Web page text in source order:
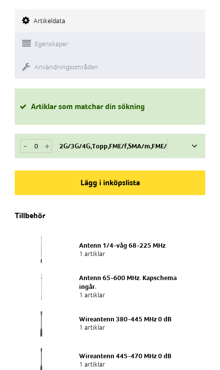
Artikeldata
Egenskaper
Användningsområden
Artiklar som matchar din sökning
+
- 2G/3G/4G,Topp,FME/f,SMA/m,FME/
Art.nr
Antenn
Frekvensband
2G/GSM, 3G, 4G, GNSS, TETRA, UHF
Anslutning
SMA/m, FME/f, FME/m
Lägg i inköpslista
Tillbehör
Antenn 1/4-våg 68-225 MHz
1 artiklar
Antenn 65-600 MHz. Kapschema
ingår.
1 artiklar
Wireantenn 380-445 MHz 0 dB
1 artiklar
Wireantenn 445-470 MHz 0 dB
1 artiklar